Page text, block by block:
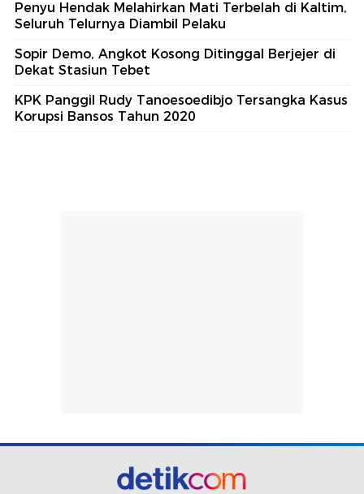
Penyu Hendak Melahirkan Mati Terbelah di Kaltim,
Seluruh Telurnya Diambil Pelaku
Sopir Demo, Angkot Kosong Ditinggal Berjejer di
Dekat Stasiun Tebet
KPK Panggil Rudy Tanoesoedibjo Tersangka Kasus
Korupsi Bansos Tahun 2020